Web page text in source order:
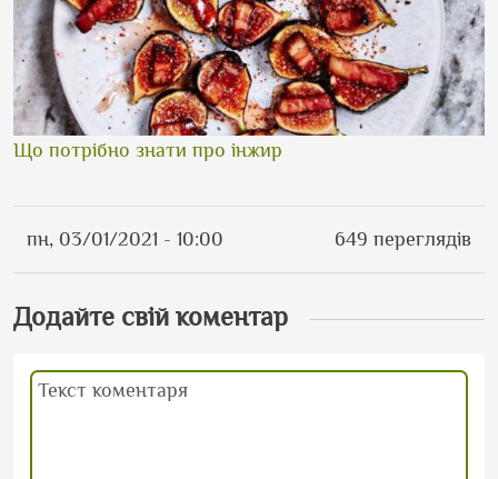
Що потрібно знати про інжир
пн, 03/01/2021 - 10:00 649 переглядів
Додайте свій коментар